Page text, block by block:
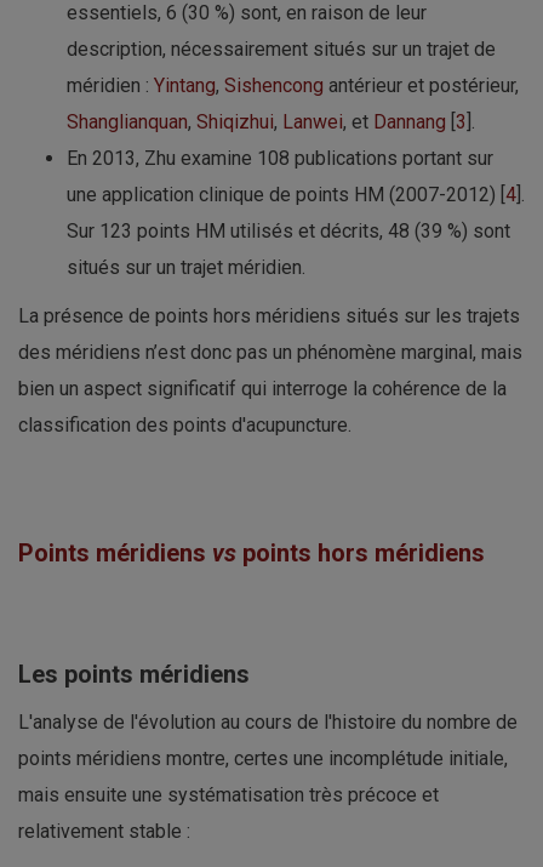
essentiels, 6 (30 %) sont, en raison de leur
description, nécessairement situés sur un trajet de
méridien : Yintang, Sishencong antérieur et postérieur,
Shanglianquan, Shiqizhui, Lanwei, et Dannang 3 ].
En 2013, Zhu examine 108 publications portant sur
une application clinique de points HM (2007-2012) [ 4 ].
Sur 123 points HM utilisés et décrits, 48 (39 %) sont
situés sur un trajet méridien.
La présence de points hors méridiens situés sur les trajets
des méridiens n’est donc pas un phénomène marginal, mais
bien un aspect significatif qui interroge la cohérence de la
classification des points d'acupuncture.
Points méridiens vs points hors méridiens
Les points méridiens
L'analyse de l'évolution au cours de l'histoire du nombre de
points méridiens montre, certes une incomplétude initiale,
mais ensuite une systématisation très précoce et
relativement stable :